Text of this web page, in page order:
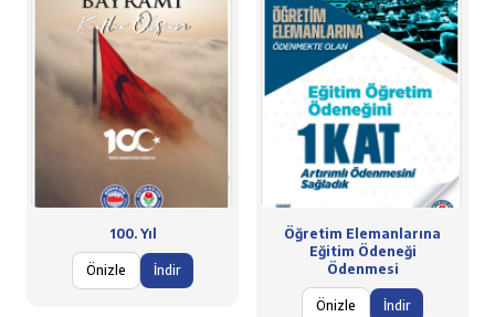
100. Yıl
Önizle İndir
Öğretim Elemanlarına
Eğitim Ödeneği
Ödenmesi
Önizle İndir